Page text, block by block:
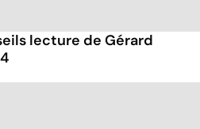
lecture de Gérard